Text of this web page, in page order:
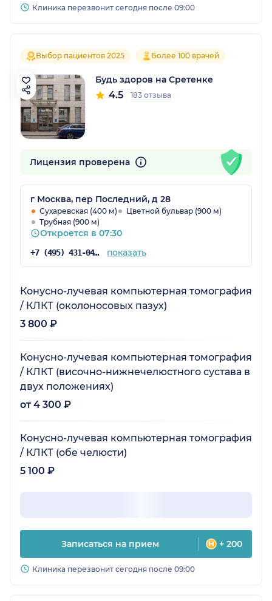
Клиника перезвонит сегодня после 09:00
Выбор пациентов 2025 Более 100 врачей
Будь здоров на Сретенке
4.5 183 отзыва
Лицензия проверена
г Москва, пер Последний, д 28
Сухаревская (400 м)
Цветной бульвар (900 м)
Трубная (900 м)
Откроется в 07:30
+7 (495) 431-04-73 показать
Конусно-лучевая компьютерная томография
/ КЛКТ (околоносовых пазух)
3 800 ₽
Конусно-лучевая компьютерная томография
/ КЛКТ (височно-нижнечелюстного сустава в
двух положениях)
от 4 300 ₽
Конусно-лучевая компьютерная томография
/ КЛКТ (обе челюсти)
5 100 ₽
Записаться на прием + 200
Клиника перезвонит сегодня после 09:00